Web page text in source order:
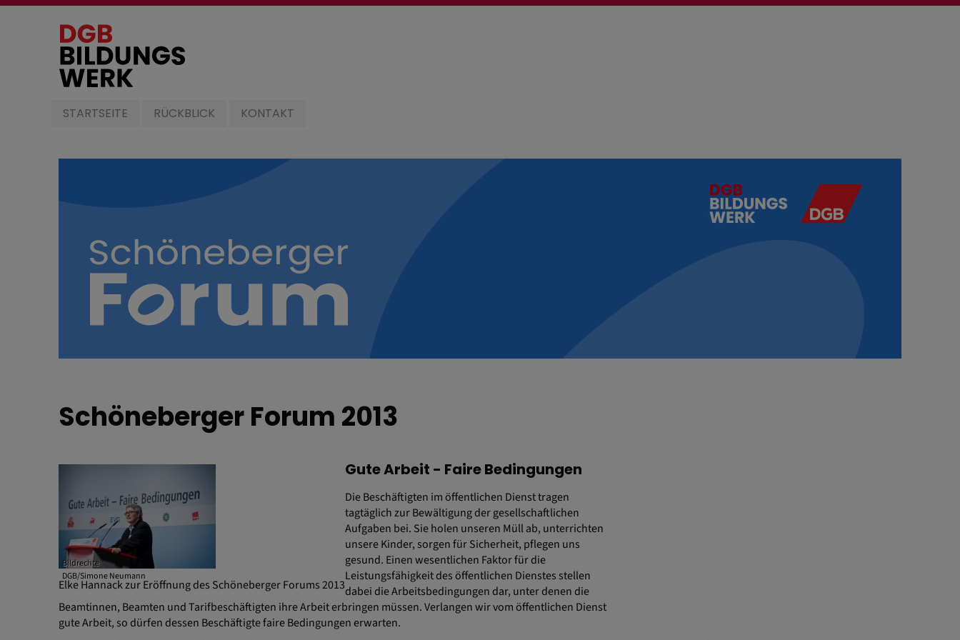
Direkt
Schöneberger
STARTSEITE RÜCKBLICK KONTAKT
Schöneberger Forum 2013
Bildrechte
DGB/Simone Neumann
Elke Hannack zur Eröffnung des Schöneberger Forums 2013
Gute Arbeit - Faire Bedingungen
Die Beschäftigten im öffentlichen Dienst tragen
tagtäglich zur Bewältigung der gesellschaftlichen
Aufgaben bei. Sie holen unseren Müll ab, unterrichten
unsere Kinder, sorgen für Sicherheit, pflegen uns
gesund. Einen wesentlichen Faktor für die
Leistungsfähigkeit des öffentlichen Dienstes stellen
dabei die Arbeitsbedingungen dar, unter denen die
Beamtinnen, Beamten und Tarifbeschäftigten ihre Arbeit erbringen müssen. Verlangen wir vom öffentlichen Dienst
gute Arbeit, so dürfen dessen Beschäftigte faire Bedingungen erwarten.